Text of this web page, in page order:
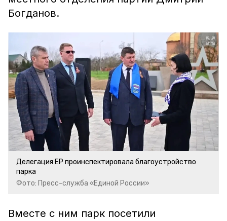
Богданов.
Делегация ЕР проинспектировала благоустройство
парка
Фото: Пресс-служба «Единой России»
Вместе с ним парк посетили